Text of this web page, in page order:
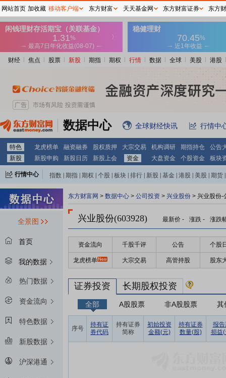
财经 焦点 股票 新股 期指 期权 行情 数据 全球 美股 港股
数据中心 全球财经快讯 行情中
特色 龙虎榜单 融资融券 股权质押 大宗交易 机构调研 期指持仓
公告
新股
新股申购 新股日历 新股上会 资金 大盘资金 个股资金 板块
行情中心 指数 期指 期权 个股 板块 排行 新股 基金 港股 美股 期货
全景图
首页
我的数据
热门数据
资金流向
特色数据
新股数据
沪深港通
东方财富网 > 数据中心 > 公司投资 > 兴业股份 > 兴业股份-
兴业股份(603928) 最新价 - 涨跌 - 涨跌
资金流向 千股千评 公告 个股
龙虎榜单 大宗交易 高管持股 股东
证券投资 长期股权投资
全部 A股股票 非A股股票 其
序号
持有证
券代码
持有证券
简称
初始投资
金额(元)
持有证券
数量(股)
报告
损益(
网站首页 加收藏 移动客户端 东方财富 天天基金网 东方财富证券 东方